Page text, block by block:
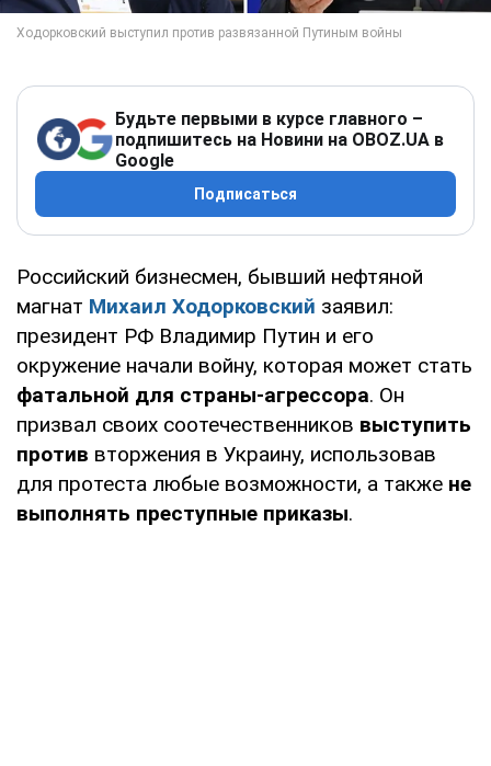
Будьте первыми в курсе главного –
подпишитесь на Новини на OBOZ.UA в
Google
Подписаться
Российский бизнесмен, бывший нефтяной
магнат Михаил Ходорковский заявил:
президент РФ Владимир Путин и его
окружение начали войну, которая может стать
фатальной для страны-агрессора. Он
призвал своих соотечественников выступить
против вторжения в Украину, использовав
для протеста любые возможности, а также не
выполнять преступные приказы.